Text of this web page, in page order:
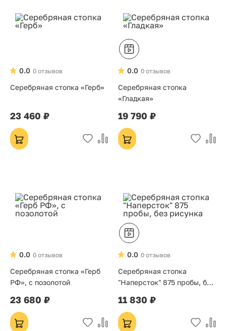
0 отзывов
0.0
Серебряная стопка «Герб»
23 460 ₽
0 отзывов
0.0
Серебряная стопка
«Гладкая»
19 790 ₽
0 отзывов
0.0
Серебряная стопка «Герб
РФ», с позолотой
23 680 ₽
0 отзывов
0.0
Серебряная стопка
"Наперсток" 875 пробы, без
11 830 ₽